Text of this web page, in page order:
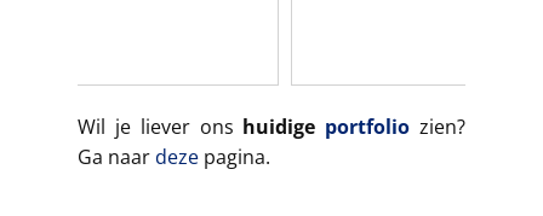
Wil je liever ons huidige portfolio zien?
Ga naardeze pagina.